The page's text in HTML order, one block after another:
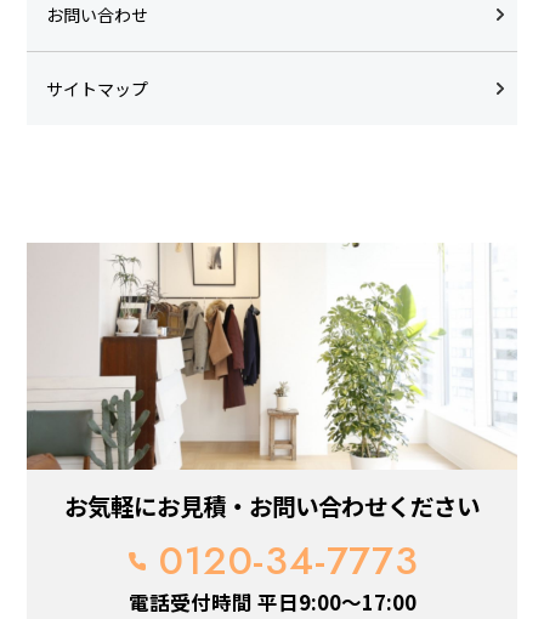
お問い合わせ
サイトマップ
お気軽にお見積・お問い合わせください
0120-34-7773
電話受付時間 平日9:00～17:00